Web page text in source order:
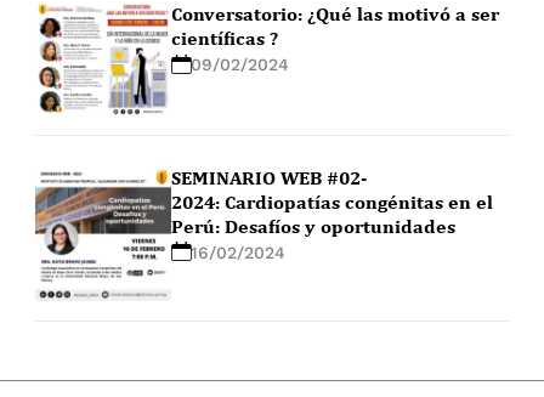
Conversatorio: ¿Qué las motivó a ser
científicas ?
09/02/2024
SEMINARIO WEB #02-
2024: Cardiopatías congénitas en el
Perú: Desafíos y oportunidades
16/02/2024